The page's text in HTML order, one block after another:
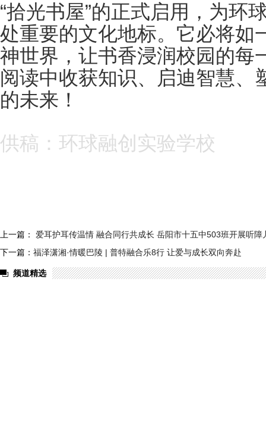
“拾光书屋”的正式启用，为环
处重要的文化地标。它必将如
神世界，让书香浸润校园的每
阅读中收获知识、启迪智慧、
的未来！
供稿：环球融创实验学校
上一篇： 爱耳护耳传温情 融合同行共成长 岳阳市十五中503班开展听障
下一篇： 福泽潇湘·情暖巴陵 | 普特融合乐8行 让爱与成长双向奔赴
频道精选